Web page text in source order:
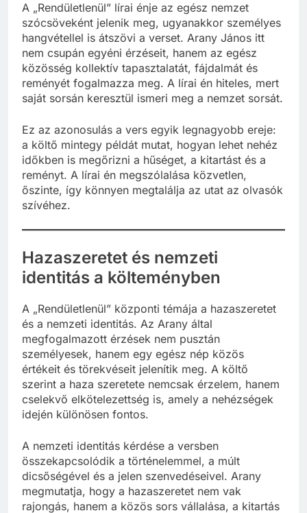
A „Rendületlenül” lírai énje az egész nemzet
szócsöveként jelenik meg, ugyanakkor személyes
hangvétellel is átszövi a verset. Arany János itt
nem csupán egyéni érzéseit, hanem az egész
közösség kollektív tapasztalatát, fájdalmát és
reményét fogalmazza meg. A lírai én hiteles, mert
saját sorsán keresztül ismeri meg a nemzet sorsát.
Ez az azonosulás a vers egyik legnagyobb ereje:
a költő mintegy példát mutat, hogyan lehet nehéz
időkben is megőrizni a hűséget, a kitartást és a
reményt. A lírai én megszólalása közvetlen,
őszinte, így könnyen megtalálja az utat az olvasók
szívéhez.
Hazaszeretet és nemzeti
identitás a költeményben
A „Rendületlenül” központi témája a hazaszeretet
és a nemzeti identitás. Az Arany által
megfogalmazott érzések nem pusztán
személyesek, hanem egy egész nép közös
értékeit és törekvéseit jelenítik meg. A költő
szerint a haza szeretete nemcsak érzelem, hanem
cselekvő elkötelezettség is, amely a nehézségek
idején különösen fontos.
A nemzeti identitás kérdése a versben
összekapcsolódik a történelemmel, a múlt
dicsőségével és a jelen szenvedéseivel. Arany
megmutatja, hogy a hazaszeretet nem vak
rajongás, hanem a közös sors vállalása, a kitartás